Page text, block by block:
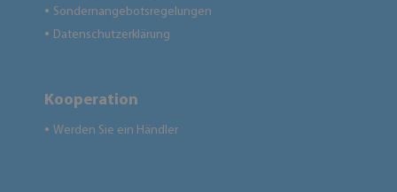
● Sondernangebotsregelungen
● Datenschutzerklärung
Kooperation
● Werden Sie ein Händler